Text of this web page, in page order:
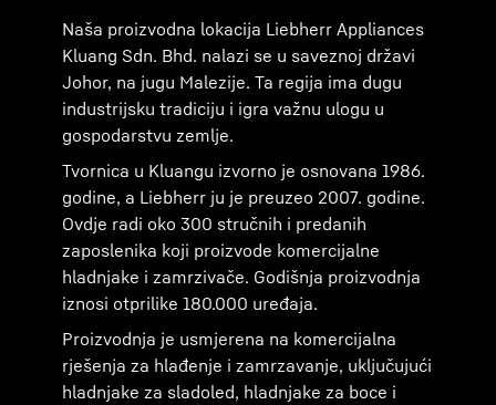
Naša proizvodna lokacija Liebherr Appliances
Kluang Sdn. Bhd. nalazi se u saveznoj državi
Johor, na jugu Malezije. Ta regija ima dugu
industrijsku tradiciju i igra važnu ulogu u
gospodarstvu zemlje.
Tvornica u Kluangu izvorno je osnovana 1986.
godine, a Liebherr ju je preuzeo 2007. godine.
Ovdje radi oko 300 stručnih i predanih
zaposlenika koji proizvode komercijalne
hladnjake i zamrzivače. Godišnja proizvodnja
iznosi otprilike 180.000 uređaja.
Proizvodnja je usmjerena na komercijalna
rješenja za hlađenje i zamrzavanje, uključujući
hladnjake za sladoled, hladnjake za boce i